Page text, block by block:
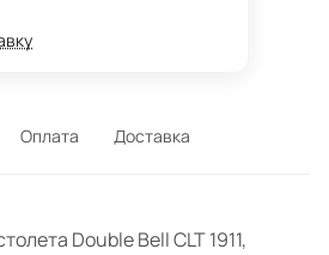
Оплата Доставка
Double Bell CLT 1911,